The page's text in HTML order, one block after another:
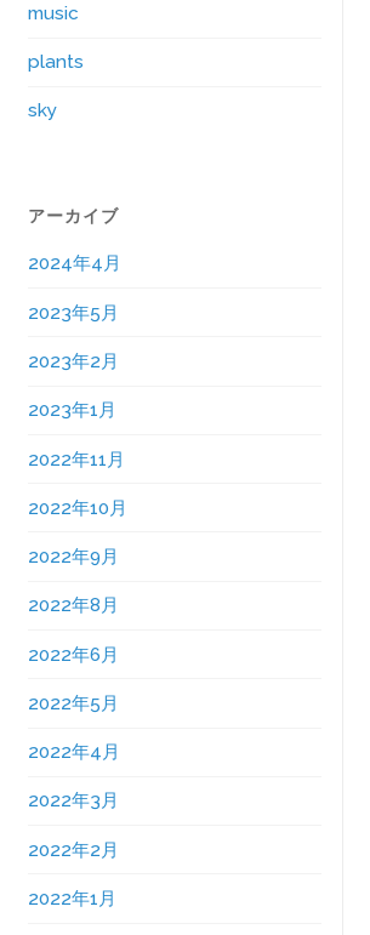
music
plants
sky
アーカイブ
2024年4月
2023年5月
2023年2月
2023年1月
2022年11月
2022年10月
2022年9月
2022年8月
2022年6月
2022年5月
2022年4月
2022年3月
2022年2月
2022年1月